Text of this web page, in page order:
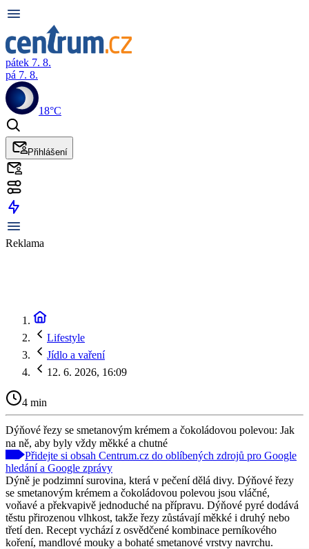
pátek 7. 8.
pá 7. 8.
18°C
Přihlášení
Reklama
Lifestyle
Jídlo a vaření
12. 6. 2026, 16:09
4 min
Dýňové řezy se smetanovým krémem a čokoládovou polevou: Jak
na ně, aby byly vždy měkké a chutné
Přidejte si obsah Centrum.cz do oblíbených zdrojů pro Google
hledání a Google zprávy
Dýně je podzimní surovina, která v pečení dělá divy. Dýňové řezy
se smetanovým krémem a čokoládovou polevou jsou vláčné,
voňavé a překvapivě jednoduché na přípravu. Dýňové pyré dodává
těstu přirozenou vlhkost, takže řezy zůstávají měkké i druhý nebo
třetí den. Recept vychází z osvědčené kombinace perníkového
koření, mandlové mouky a bohaté smetanové vrstvy navrchu.